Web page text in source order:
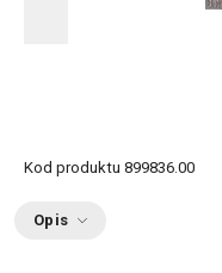
Kod produktu 899836.00
Opis